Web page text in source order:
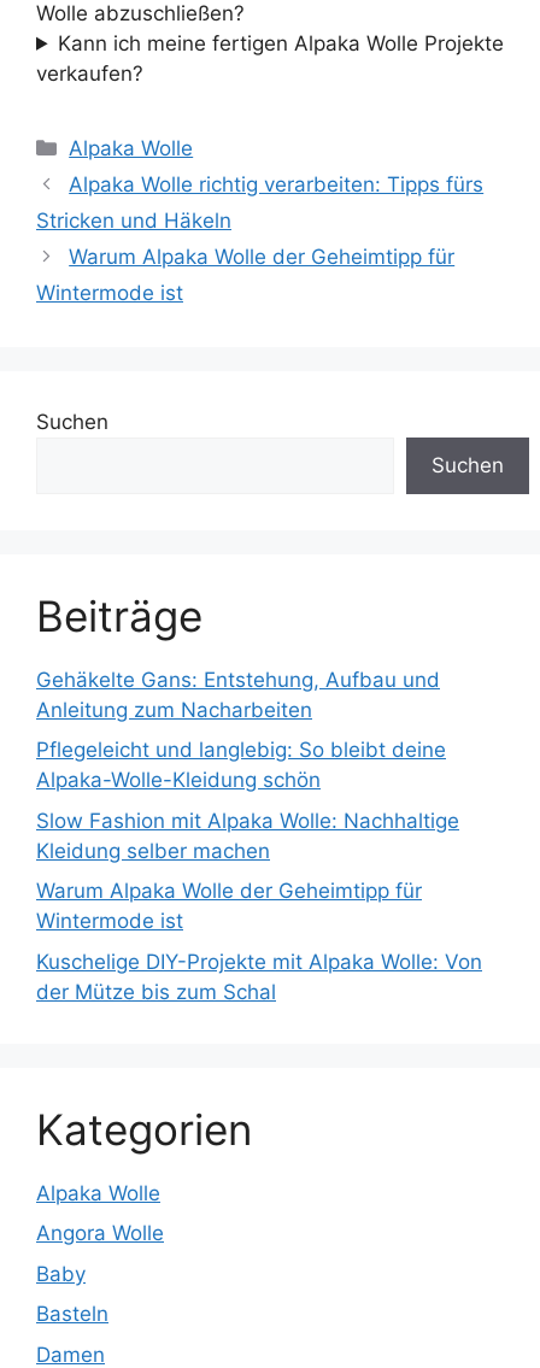
Wolle abzuschließen?
Kann ich meine fertigen Alpaka Wolle Projekte
verkaufen?
Kategorien
Alpaka Wolle
Alpaka Wolle richtig verarbeiten: Tipps fürs
Stricken und Häkeln
Warum Alpaka Wolle der Geheimtipp für
Wintermode ist
Suchen
Suchen
Beiträge
Gehäkelte Gans: Entstehung, Aufbau und
Anleitung zum Nacharbeiten
Pflegeleicht und langlebig: So bleibt deine
Alpaka-Wolle-Kleidung schön
Slow Fashion mit Alpaka Wolle: Nachhaltige
Kleidung selber machen
Warum Alpaka Wolle der Geheimtipp für
Wintermode ist
Kuschelige DIY-Projekte mit Alpaka Wolle: Von
der Mütze bis zum Schal
Kategorien
Alpaka Wolle
Angora Wolle
Baby
Basteln
Damen